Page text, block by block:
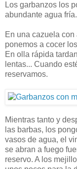
Los garbanzos los
abundante agua fría.
En una cazuela
ponemos a cocer
En olla rápida
lentas... Cuando
reservamos.
Mientras tanto y
las barbas, los
vasos de agua, el
se abran a fuego
reservo. A los